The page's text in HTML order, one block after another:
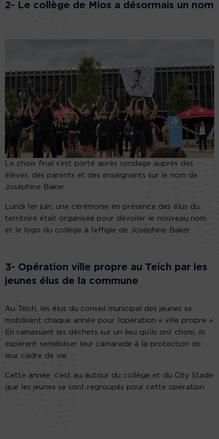
2- Le collège de Mios a désormais un nom
Le choix final s’est porté après sondage auprès des
élèves, des parents et des enseignants sur le nom de
Joséphine Baker.
Lundi 1er juin, une cérémonie en présence des élus du
territoire était organisée pour dévoiler le nouveau nom
et le logo du collège à l’effigie de Joséphine Baker.
3- Opération ville propre au Teich par les
jeunes élus de la commune
Au Teich, les élus du conseil municipal des jeunes se
mobilisent chaque année pour l’opération « ville propre ».
En ramassant les déchets sur un lieu qu’ils ont choisi, ils
espèrent sensibiliser leur camarade à la protection de
leur cadre de vie.
Cette année, c’est au autour du collège et du City Stade
que les jeunes se sont regroupés pour cette opération.